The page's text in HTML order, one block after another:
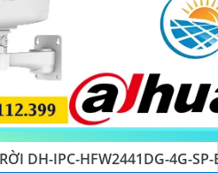
DH-IPC-HFW2441DG-4G-SP-